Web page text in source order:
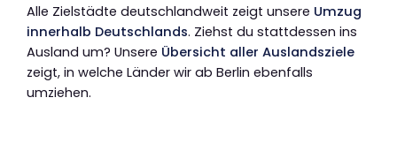
Alle Zielstädte deutschlandweit zeigt unsere Umzug
innerhalb Deutschlands. Ziehst du stattdessen ins
Ausland um? Unsere Übersicht aller Auslandsziele
zeigt, in welche Länder wir ab Berlin ebenfalls
umziehen.